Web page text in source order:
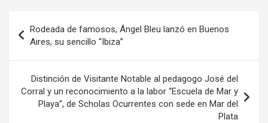
o
k
o
n
tir
de
entradas
Rodeada de famosos, Ángel Bleu lanzó en Buenos
Aires, su sencillo “Ibiza”
Distinción de Visitante Notable al pedagogo José del
Corral y un reconocimiento a la labor “Escuela de Mar y
Playa”, de Scholas Ocurrentes con sede en Mar del
Plata